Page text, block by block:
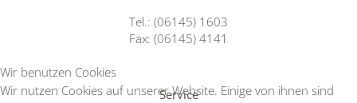
Tel.: (06145) 1603
Fax: (06145) 4141
Service
Wir benutzen Cookies
Wir nutzen Cookies auf unserer Website. Einige von ihnen sind